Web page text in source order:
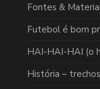
Fontes &
Futebol é bom
HAI-HAI-HAI (o
História –